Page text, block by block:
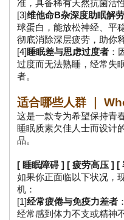
准，具备稀有天然抗菌活
[3]维他命B杂深度助眠解劳
球蛋白，能放松神经、平
彻底消除深层疲劳，助你
[4] 睡眠差与思虑过度者 ：
过度而无法熟睡，经常失
者。
适合哪些人群 ｜
这是一款专为希望保持青
睡眠质素欠佳人士而设计
品。
[ 睡眠障碍 ] [ 疲劳高压 ] [
如果你正面临以下状况，
机：
[1]经常疲倦与免疫力差者
经常感到体力不支或精神